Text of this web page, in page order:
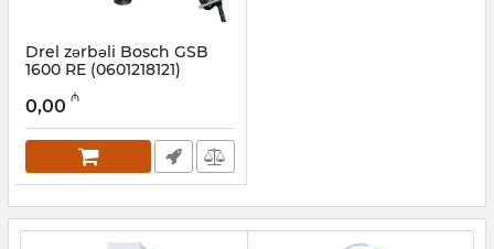
Drel zərbəli Bosch GSB
1600 RE (0601218121)
017003004
0,00 ₼